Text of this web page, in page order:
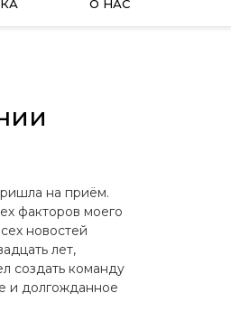
О НАС
на приём.
факторов моего
новостей
лет,
создать команду
и долгожданное